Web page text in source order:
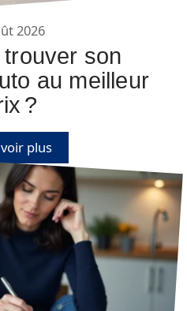
2026
son
au meilleur
?
plus